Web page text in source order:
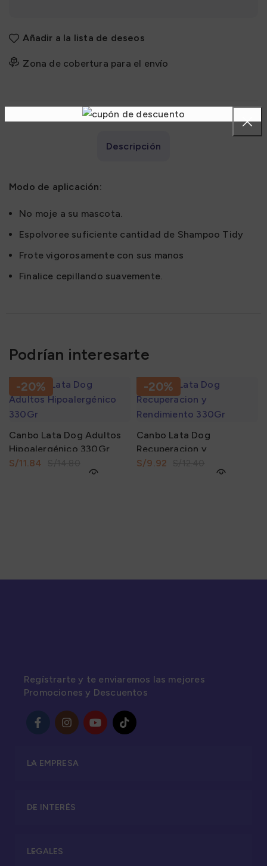
Añadir a la lista de deseos
Zona de cobertura para el envío
Descripción
Modo de aplicación:
No moje a su mascota.
Espolvoree suficiente cantidad de Shampoo Tidy
Frote vigorosamente con sus manos
Finalice cepillando suavemente.
Podrían interesarte
-20%
Canbo Lata Dog Adultos
Hipoalergénico 330Gr
S/11.84
-20%
Canbo Lata Dog
Recuperacion y
Rendimiento 330Gr
S/9.92
Regístrarte y te enviaremos las mejores
Promociones y Descuentos
LA EMPRESA
DE INTERÉS
LEGALES